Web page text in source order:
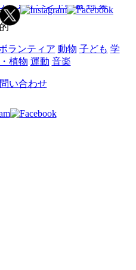
て？ イベント検索 特 集
ランティア 動物 子ども 学
植物 運動 音楽
い合わせ